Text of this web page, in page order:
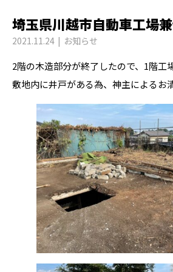
埼玉県川越市自動車工場
2021.11.24 お知らせ
2階の木造部分が終了したので、1階工
敷地内に井戸がある為、神主によるお